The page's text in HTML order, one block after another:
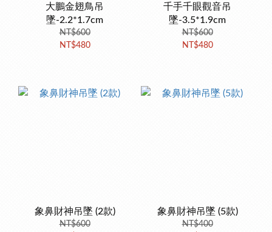
大鵬金翅鳥吊
墜-2.2*1.7cm
NT$600
NT$480
千手千眼觀音吊
墜-3.5*1.9cm
NT$600
NT$480
象鼻財神吊墜 (2款)
NT$600
象鼻財神吊墜 (5款)
NT$400